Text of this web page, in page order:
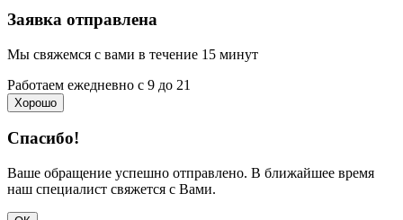
Заявка отправлена
Мы свяжемся с вами в течение 15 минут
Работаем ежедневно с 9 до 21
Хорошо
Спасибо!
Ваше обращение успешно отправлено. В ближайшее время
наш специалист свяжется с Вами.